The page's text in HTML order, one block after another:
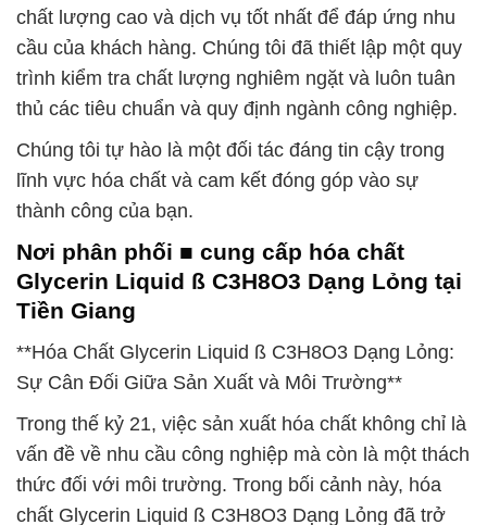
chất lượng cao và dịch vụ tốt nhất để đáp ứng nhu
cầu của khách hàng. Chúng tôi đã thiết lập một quy
trình kiểm tra chất lượng nghiêm ngặt và luôn tuân
thủ các tiêu chuẩn và quy định ngành công nghiệp.
Chúng tôi tự hào là một đối tác đáng tin cậy trong
lĩnh vực hóa chất và cam kết đóng góp vào sự
thành công của bạn.
Nơi phân phối ■ cung cấp hóa chất
Glycerin Liquid ß C3H8O3 Dạng Lỏng tại
Tiền Giang
**Hóa Chất Glycerin Liquid ß C3H8O3 Dạng Lỏng:
Sự Cân Đối Giữa Sản Xuất và Môi Trường**
Trong thế kỷ 21, việc sản xuất hóa chất không chỉ là
vấn đề về nhu cầu công nghiệp mà còn là một thách
thức đối với môi trường. Trong bối cảnh này, hóa
chất Glycerin Liquid ß C3H8O3 Dạng Lỏng đã trở